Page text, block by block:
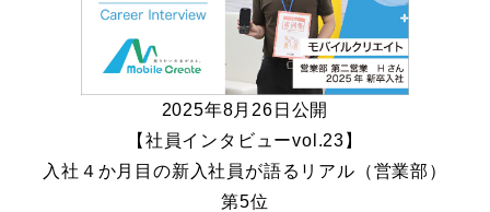
2025年8月26日公開
【社員インタビューvol.23】
入社４か月目の新入社員が語るリアル（営業部）
第5位